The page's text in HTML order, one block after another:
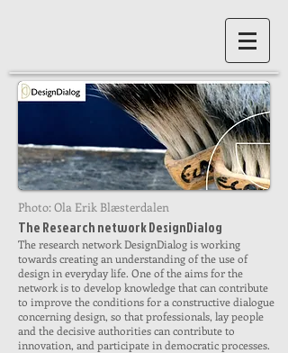
Photo: Ola Erik Blæsterdalen
The Research networkDesignDialog
The research network DesignDialog is working
towards creating an understanding of the use of
design in everyday life. One of the aims for the
network is to develop knowledge that can contribute
to improve the conditions for a constructive dialogue
concerning design, so that professionals, lay people
and the decisive authorities can contribute to
innovation, and participate in democratic processes.